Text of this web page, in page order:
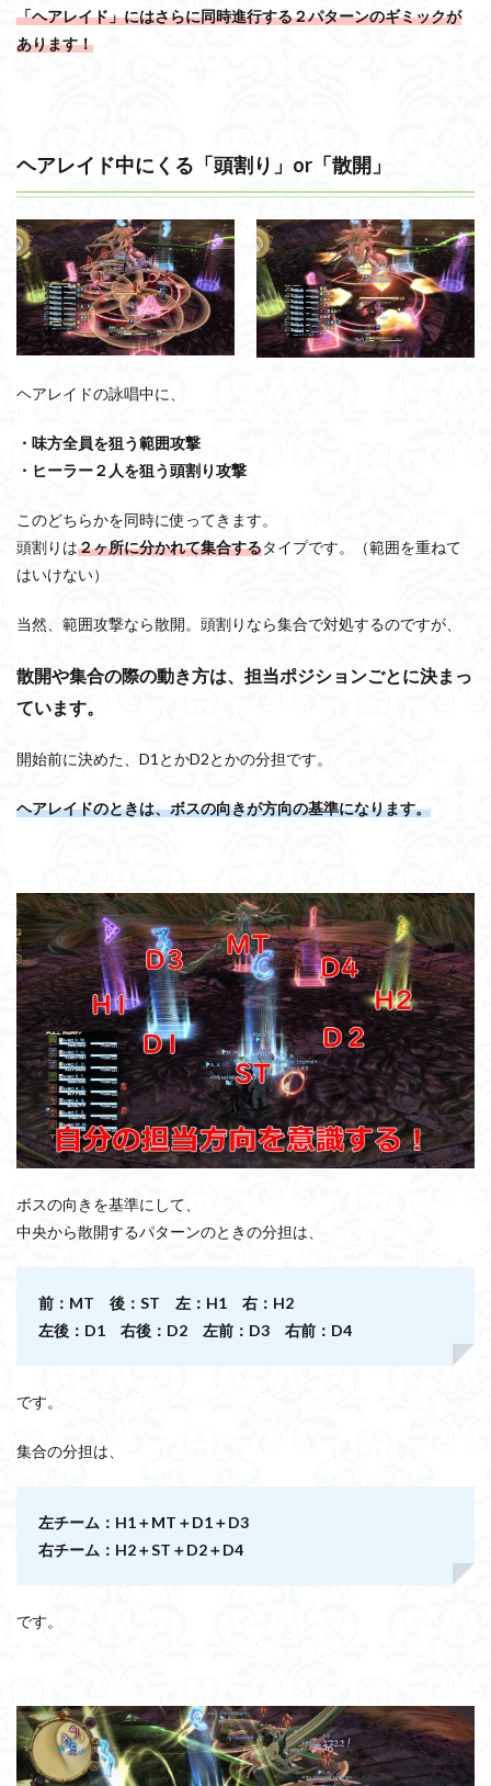
「ヘアレイド」にはさらに同時進行する２パターンのギミックが
あります！
ヘアレイド中にくる「頭割り」or「散開」
ヘアレイドの詠唱中に、
・味方全員を狙う範囲攻撃
・ヒーラー２人を狙う頭割り攻撃
このどちらかを同時に使ってきます。
頭割りは２ヶ所に分かれて集合するタイプです。（範囲を重ねて
はいけない）
当然、範囲攻撃なら散開。頭割りなら集合で対処するのですが、
散開や集合の際の動き方は、担当ポジションごとに決まっ
ています。
開始前に決めた、D1とかD2とかの分担です。
ヘアレイドのときは、ボスの向きが方向の基準になります。
ボスの向きを基準にして、
中央から散開するパターンのときの分担は、
前：MT 後：ST 左：H1 右：H2
左後：D1 右後：D2 左前：D3 右前：D4
です。
集合の分担は、
左チーム：H1＋MT＋D1＋D3
右チーム：H2＋ST＋D2＋D4
です。